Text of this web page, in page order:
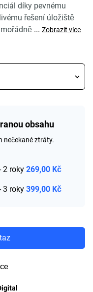
díky pevnému
řešení úložiště
... Zobrazit více
obsahu
nečekané ztráty.
2 roky 269,00 Kč
3 roky 399,00 Kč